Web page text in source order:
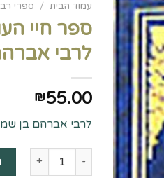
עמוד הבית / ספרי
ספר חיי
לרבי
₪55.00
לרבי אברהם בן
כמות של ספר חיי